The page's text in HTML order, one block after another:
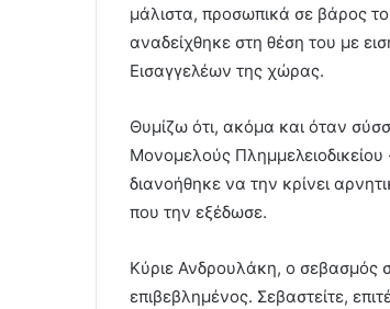
μάλιστα, προσωπικά σε βάρος
αναδείχθηκε στη θέση του με
Εισαγγελέων της χώρας.
Θυμίζω ότι, ακόμα και όταν
Μονομελούς
διανοήθηκε να την κρίνει
που την εξέδωσε.
Κύριε Ανδρουλάκη, ο σεβασμός
επιβεβλημένος. Σεβαστείτε,